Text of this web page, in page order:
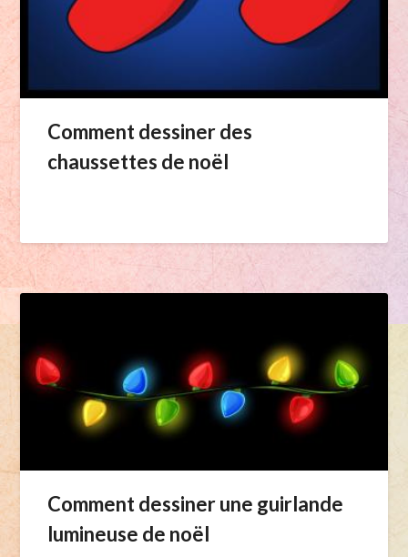
Comment dessiner des
chaussettes de noël
Comment dessiner une guirlande
lumineuse de noël